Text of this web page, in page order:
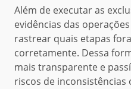
Além de executar as
evidências das
rastrear quais etapas
corretamente. Dessa
mais transparente e
riscos de inconsistências